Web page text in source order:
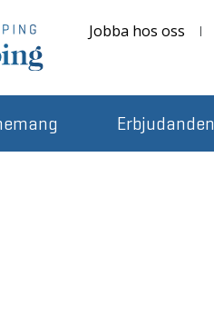
Jobba hos oss
Erbjudanden